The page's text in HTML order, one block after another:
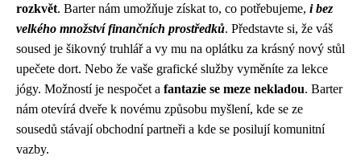
rozkvět. Barter nám umožňuje získat to, co potřebujeme, i bez
velkého množství finančních prostředků. Představte si, že váš
soused je šikovný truhlář a vy mu na oplátku za krásný nový stůl
upečete dort. Nebo že vaše grafické služby vyměníte za lekce
jógy. Možností je nespočet a fantazie se meze nekladou. Barter
nám otevírá dveře k novému způsobu myšlení, kde se ze
sousedů stávají obchodní partneři a kde se posilují komunitní
vazby.